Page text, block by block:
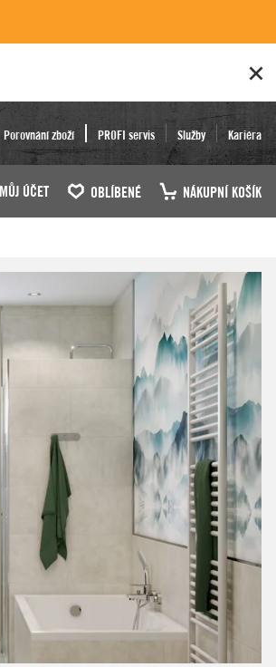
Porovnání zboží PROFI servis Služby Kariéra
MŮJ ÚČET OBLÍBENÉ NÁKUPNÍ KOŠÍK